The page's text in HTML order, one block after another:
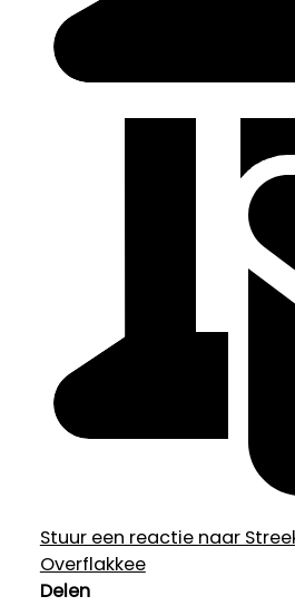
Stuur een reactie naar
Overflakkee
Delen